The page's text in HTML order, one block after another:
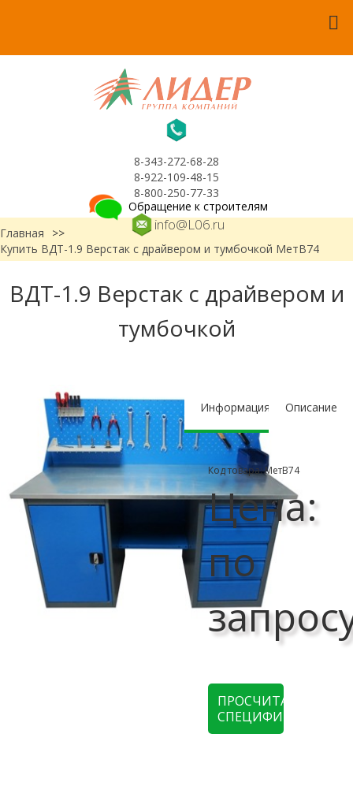
8-343-272-68-28
8-922-109-48-15
8-800-250-77-33
info@L06.ru
Обращение к строителям
Главная
>>
Купить ВДТ-1.9 Верстак с драйвером и тумбочкой МетВ74
ВДТ-1.9 Верстак с драйвером и
тумбочкой
Информация Описание
Код товара: МетВ74
Цена:
по
ПРОСЧИТАТЬ
СПЕЦИФИКАЦИЮ